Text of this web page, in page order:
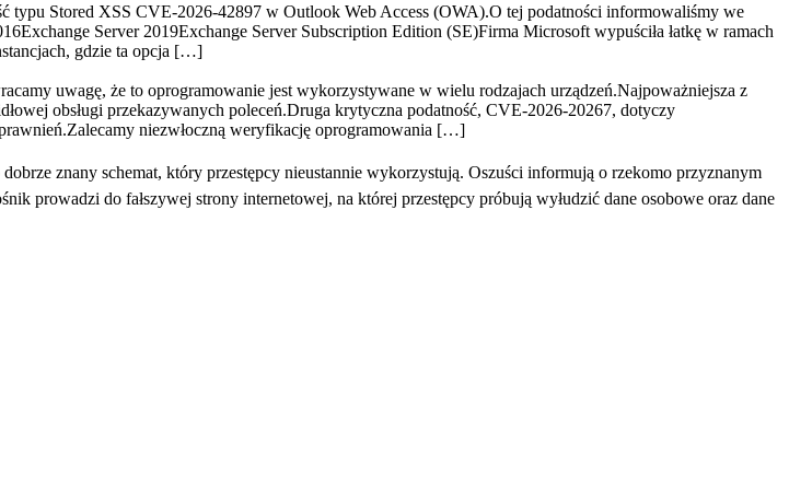
typu Stored XSS CVE-2026-42897 w Outlook Web Access (OWA).O tej podatności informowaliśmy we
Server 2019Exchange Server Subscription Edition (SE)Firma Microsoft wypuściła łatkę w ramach
gdzie ta opcja […]
uwagę, że to oprogramowanie jest wykorzystywane w wielu rodzajach urządzeń.Najpoważniejsza z
obsługi przekazywanych poleceń.Druga krytyczna podatność, CVE-2026-20267, dotyczy
niezwłoczną weryfikację oprogramowania […]
znany schemat, który przestępcy nieustannie wykorzystują. Oszuści informują o rzekomo przyznanym
prowadzi do fałszywej strony internetowej, na której przestępcy próbują wyłudzić dane osobowe oraz dane